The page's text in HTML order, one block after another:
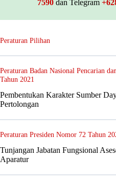
7590dan Telegram
Peraturan Pilihan
Peraturan Badan Nasional Pencarian
Tahun 2021
Pembentukan Karakter Sumber
Pertolongan
Peraturan Presiden Nomor 72 Tahun
Tunjangan Jabatan Fungsional
Aparatur